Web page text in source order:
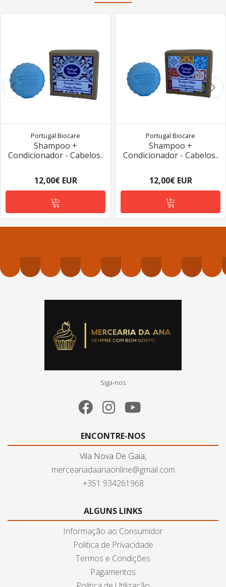
Portugal Biocare
Shampoo +
Condicionador - Cabelos..
12,00€ EUR
Portugal Biocare
Shampoo +
Condicionador - Cabelos..
12,00€ EUR
Siga-nos
ENCONTRE-NOS
Vila Nova De Gaia,
merceariadaanaonline@gmail.com
+351 934261968
ALGUNS LINKS
Informação ao Consumidor
Politica de Privacidade
Termos e Condições
Pagamentos